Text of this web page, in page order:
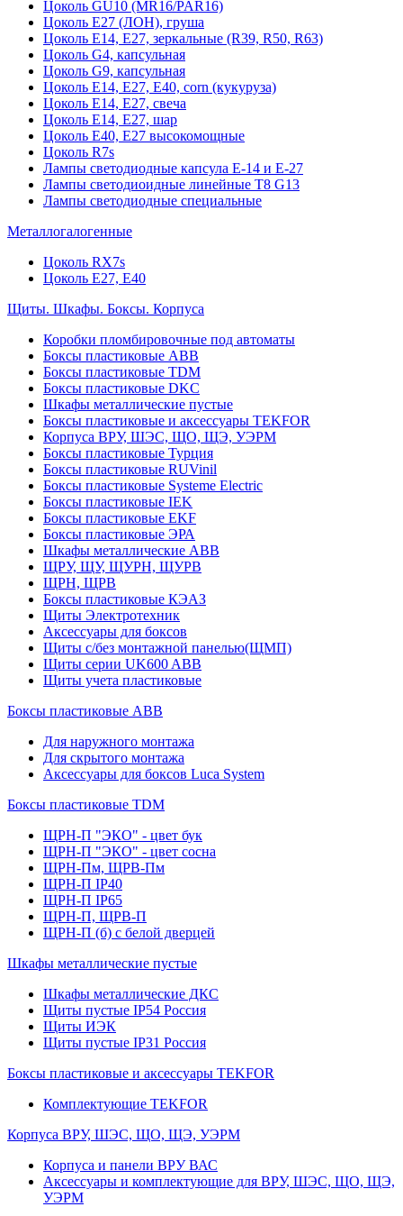
Цоколь GU10 (MR16/PAR16)
Цоколь Е27 (ЛОН), груша
Цоколь Е14, Е27, зеркальные (R39, R50, R63)
Цоколь G4, капсульная
Цоколь G9, капсульная
Цоколь Е14, Е27, Е40, corn (кукуруза)
Цоколь Е14, Е27, свеча
Цоколь Е14, Е27, шар
Цоколь Е40, Е27 высокомощные
Цоколь R7s
Лампы светодиодные капсула Е-14 и Е-27
Лампы светодиоидные линейные T8 G13
Лампы светодиодные специальные
Металлогалогенные
Цоколь RX7s
Цоколь Е27, E40
Щиты. Шкафы. Боксы. Корпуса
Коробки пломбировочные под автоматы
Боксы пластиковые ABB
Боксы пластиковые TDM
Боксы пластиковые DKC
Шкафы металлические пустые
Боксы пластиковые и аксессуары TEKFOR
Корпуса ВРУ, ШЭС, ЩО, ЩЭ, УЭРМ
Боксы пластиковые Турция
Боксы пластиковые RUVinil
Боксы пластиковые Systeme Electric
Боксы пластиковые IEK
Боксы пластиковые EKF
Боксы пластиковые ЭРА
Шкафы металлические ABB
ЩРУ, ЩУ, ЩУРН, ЩУРВ
ЩРН, ЩРВ
Боксы пластиковые КЭАЗ
Щиты Электротехник
Аксессуары для боксов
Щиты с/без монтажной панелью(ЩМП)
Щиты серии UK600 ABB
Щиты учета пластиковые
Боксы пластиковые ABB
Для наружного монтажа
Для скрытого монтажа
Аксессуары для боксов Luca System
Боксы пластиковые TDM
ЩРН-П "ЭКО" - цвет бук
ЩРН-П "ЭКО" - цвет сосна
ЩРН-Пм, ЩРВ-Пм
ЩРН-П IP40
ЩРН-П IP65
ЩРН-П, ЩРВ-П
ЩРН-П (б) с белой дверцей
Шкафы металлические пустые
Шкафы металлические ДКС
Щиты пустые IP54 Россия
Щиты ИЭК
Щиты пустые IP31 Россия
Боксы пластиковые и аксессуары TEKFOR
Комплектующие TEKFOR
Корпуса ВРУ, ШЭС, ЩО, ЩЭ, УЭРМ
Корпуса и панели ВРУ ВАС
Аксессуары и комплектующие для ВРУ, ШЭС, ЩО, ЩЭ,
УЭРМ